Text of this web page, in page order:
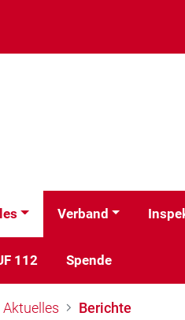
Verband
112 Spende
Aktuelles Berichte